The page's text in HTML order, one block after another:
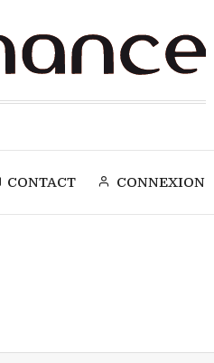
CONTACT CONNEXION